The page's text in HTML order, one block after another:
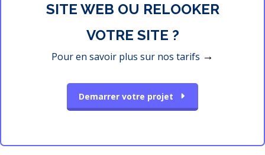
SITE WEB OU RELOOKER
VOTRE SITE ?
Pour en savoir plus sur nos tarifs →
Demarrer votre projet